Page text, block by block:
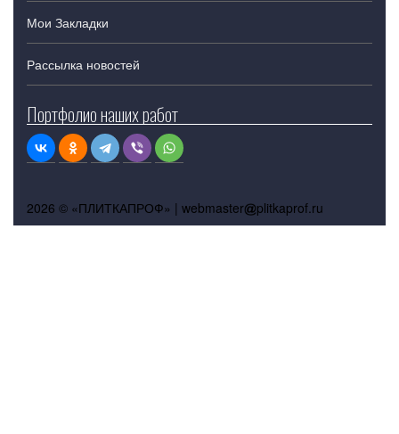
Мои Закладки
Рассылка новостей
Портфолио наших работ
2026 © «ПЛИТКАПРОФ» | webmaster plitkaprof.ru